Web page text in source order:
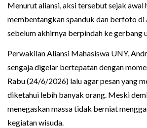
Menurut aliansi, aksi tersebut sejak awal
membentangkan spanduk dan berfoto
sebelum akhirnya berpindah ke gerbang
Perwakilan Aliansi Mahasiswa UNY,
sengaja digelar bertepatan dengan
Rabu (24/6/2026) lalu agar pesan yang
diketahui lebih banyak orang. Meski
menegaskan massa tidak berniat
kegiatan wisuda.